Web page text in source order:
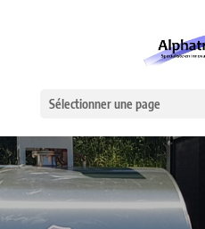
Sélectionner une page